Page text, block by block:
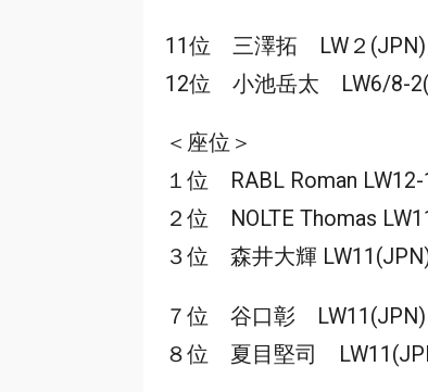
11位 三澤拓 LW２(JPN)
12位 小池岳太 LW6/8-
＜座位＞
１位 RABL Roman LW12-
２位 NOLTE Thomas
３位 森井大輝
７位 谷口彰 LW11(JPN)
８位 夏目堅司